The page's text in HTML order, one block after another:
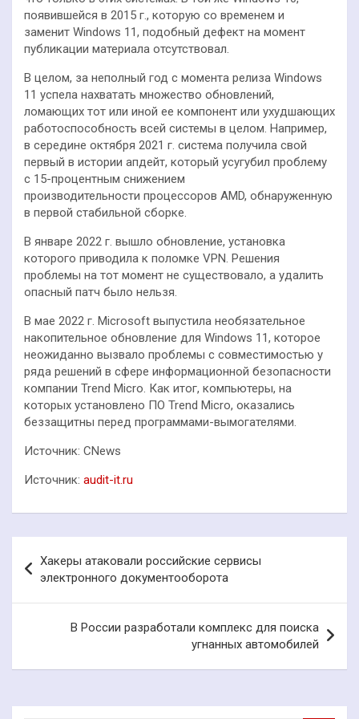
появившейся в 2015 г., которую со временем и
заменит Windows 11, подобный дефект на момент
публикации материала отсутствовал.
В целом, за неполный год с момента релиза Windows
11 успела нахватать множество обновлений,
ломающих тот или иной ее компонент или ухудшающих
работоспособность всей системы в целом. Например,
в середине октября 2021 г. система получила свой
первый в истории апдейт, который усугубил проблему
с 15-процентным снижением
производительности процессоров AMD, обнаруженную
в первой стабильной сборке.
В январе 2022 г. вышло обновление, установка
которого приводила к поломке VPN. Решения
проблемы на тот момент не существовало, а удалить
опасный патч было нельзя.
В мае 2022 г. Microsoft выпустила необязательное
накопительное обновление для Windows 11, которое
неожиданно вызвало проблемы с совместимостью у
ряда решений в сфере информационной безопасности
компании Trend Micro. Как итог, компьютеры, на
которых установлено ПО Trend Micro, оказались
беззащитны перед программами-вымогателями.
Источник: CNews
Источник: audit-it.ru
по
записям
Хакеры атаковали российские сервисы
электронного документооборота
В России разработали комплекс для поиска
угнанных автомобилей